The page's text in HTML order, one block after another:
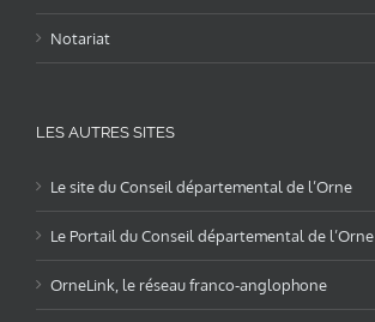
Notariat
LES AUTRES SITES
Le site du Conseil départemental de l’Orne
Le Portail du Conseil départemental de l’Orne
OrneLink, le réseau franco-anglophone